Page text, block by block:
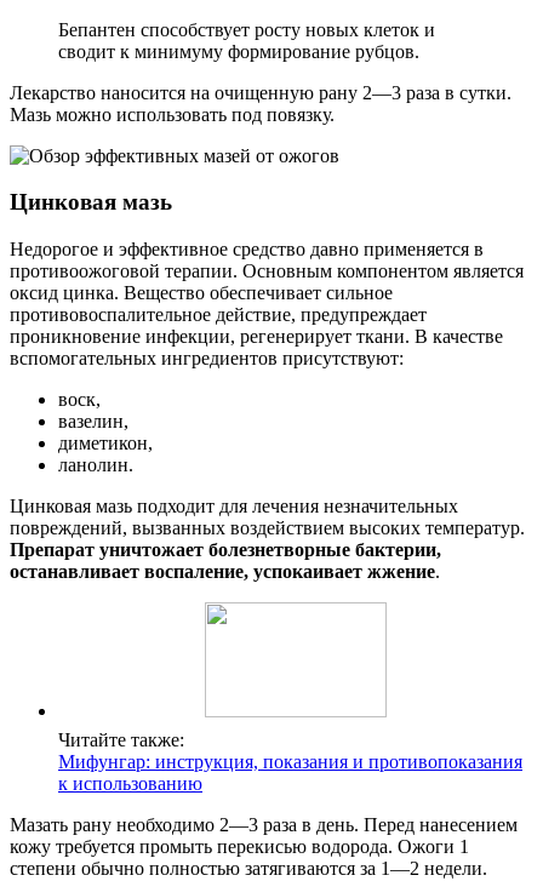
Бепантен способствует росту новых клеток и
сводит к минимуму формирование рубцов.
Лекарство наносится на очищенную рану 2—3 раза в сутки.
Мазь можно использовать под повязку.
Цинковая мазь
Недорогое и эффективное средство давно применяется в
противоожоговой терапии. Основным компонентом является
оксид цинка. Вещество обеспечивает сильное
противовоспалительное действие, предупреждает
проникновение инфекции, регенерирует ткани. В качестве
вспомогательных ингредиентов присутствуют:
воск,
вазелин,
диметикон,
ланолин.
Цинковая мазь подходит для лечения незначительных
повреждений, вызванных воздействием высоких температур.
Препарат уничтожает болезнетворные бактерии,
останавливает воспаление, успокаивает жжение.
Читайте также:
Мифунгар: инструкция, показания и противопоказания
к использованию
Мазать рану необходимо 2—3 раза в день. Перед нанесением
кожу требуется промыть перекисью водорода. Ожоги 1
степени обычно полностью затягиваются за 1—2 недели.